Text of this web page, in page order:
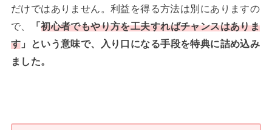
だけではありません。利益を得る方法は別にありますの
で、
「初心者でもやり方を工夫すればチャンスはありま
す 」という意味で、入り口になる手段を特典に詰め込み
ました。